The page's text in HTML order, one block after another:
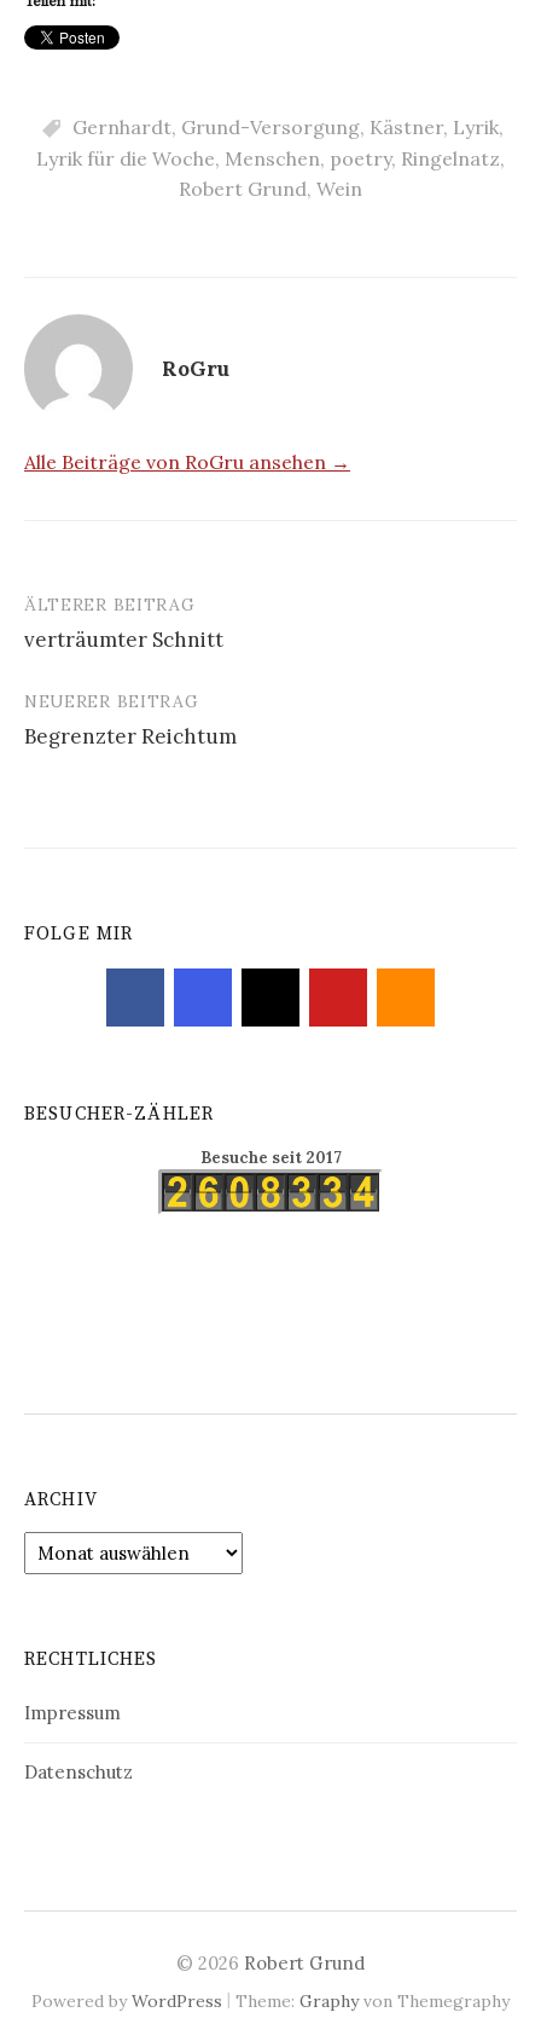
Gernhardt, Grund-Versorgung, Kästner, Lyrik,
Lyrik für die Woche, Menschen, poetry, Ringelnatz,
Robert Grund, Wein
RoGru
Alle Beiträge von RoGru ansehen →
Beitrags-
Navigation
ÄLTERER BEITRAG
verträumter Schnitt
NEUERER BEITRAG
Begrenzter Reichtum
FOLGE MIR
BESUCHER-ZÄHLER
Besuche seit 2017
ARCHIV
Archiv
RECHTLICHES
Impressum
Datenschutz
© 2026 Robert Grund
Powered byWordPress | Theme: Graphyvon Themegraphy